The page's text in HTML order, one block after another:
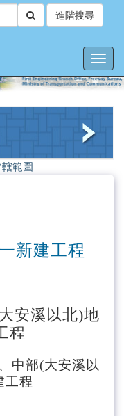
進階搜尋
範圍
新建工程
安溪以北)地
程